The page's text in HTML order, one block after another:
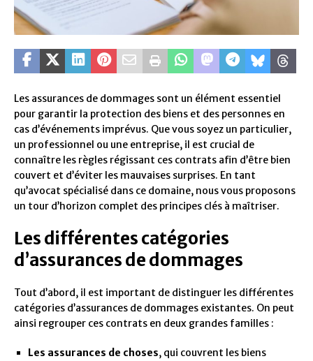
Les assurances de dommages sont un élément essentiel
pour garantir la protection des biens et des personnes en
cas d’événements imprévus. Que vous soyez un particulier,
un professionnel ou une entreprise, il est crucial de
connaître les règles régissant ces contrats afin d’être bien
couvert et d’éviter les mauvaises surprises. En tant
qu’avocat spécialisé dans ce domaine, nous vous proposons
un tour d’horizon complet des principes clés à maîtriser.
Les différentes catégories
d’assurances de dommages
Tout d’abord, il est important de distinguer les différentes
catégories d’assurances de dommages existantes. On peut
ainsi regrouper ces contrats en deux grandes familles :
Les assurances de choses, qui couvrent les biens